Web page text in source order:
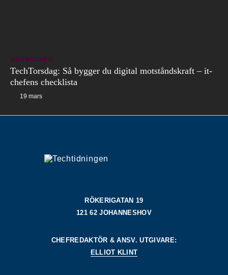
BRANSCHEN
TechTorsdag: Så bygger du digital motståndskraft – it-
chefens checklista
19 mars
RÖKERIGATAN 19
121 62 JOHANNESHOV
CHEFREDAKTÖR & ANSV. UTGIVARE:
ELLIOT KLINT